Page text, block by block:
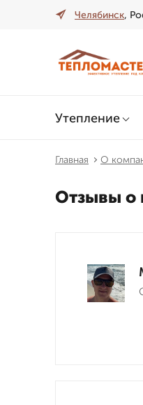
Челябинск,
Утепление
Главная О
Отзывы о